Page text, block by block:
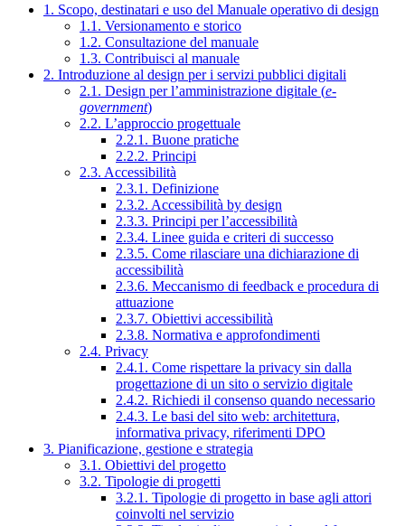
1. Scopo, destinatari e uso del Manuale operativo di design
1.1. Versionamento e storico
1.2. Consultazione del manuale
1.3. Contribuisci al manuale
2. Introduzione al design per i servizi pubblici digitali
2.1. Design per l’amministrazione digitale (e-
government)
2.2. L’approccio progettuale
2.2.1. Buone pratiche
2.2.2. Principi
2.3. Accessibilità
2.3.1. Definizione
2.3.2. Accessibilità by design
2.3.3. Principi per l’accessibilità
2.3.4. Linee guida e criteri di successo
2.3.5. Come rilasciare una dichiarazione di
accessibilità
2.3.6. Meccanismo di feedback e procedura di
attuazione
2.3.7. Obiettivi accessibilità
2.3.8. Normativa e approfondimenti
2.4. Privacy
2.4.1. Come rispettare la privacy sin dalla
progettazione di un sito o servizio digitale
2.4.2. Richiedi il consenso quando necessario
2.4.3. Le basi del sito web: architettura,
informativa privacy, riferimenti DPO
3. Pianificazione, gestione e strategia
3.1. Obiettivi del progetto
3.2. Tipologie di progetti
3.2.1. Tipologie di progetto in base agli attori
coinvolti nel servizio